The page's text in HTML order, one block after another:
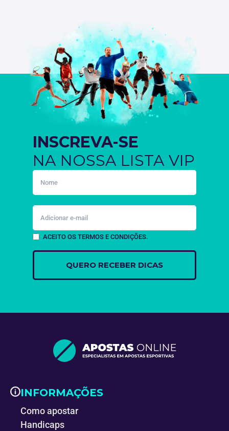
INSCREVA-SE
NA NOSSA LISTA VIP
ACEITO OS TERMOS E CONDIÇÕES.
INFORMAÇÕES
Como apostar
Handicaps